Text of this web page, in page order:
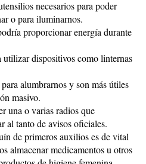
necesarios para poder
o para iluminarnos.
proporcionar energía durante
utilizar dispositivos como linternas
alumbrarnos y son más útiles
masivo.
una o varias radios que
al tanto de avisos oficiales.
de primeros auxilios es de vital
almacenar medicamentos u otros